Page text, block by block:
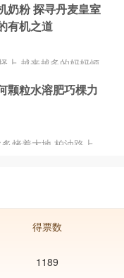
传统肥料更方便，施
管道滴流，能有效节
奶粉 探寻丹麦皇室
有机之道
上,越来越多的妈妈倾
的食品共分为4个等
害食品、绿色食品和
标准严苛,一定程度
颗粒水溶肥巧棵力
烤着大地,柏油路上
得票数
1189